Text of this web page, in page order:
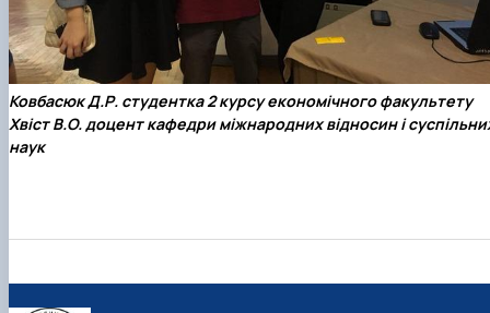
Ковбасюк Д.Р. студентка 2 курсуекономічного факультету
Хвіст В.О. доцент кафедриміжнародних відносин і
наук